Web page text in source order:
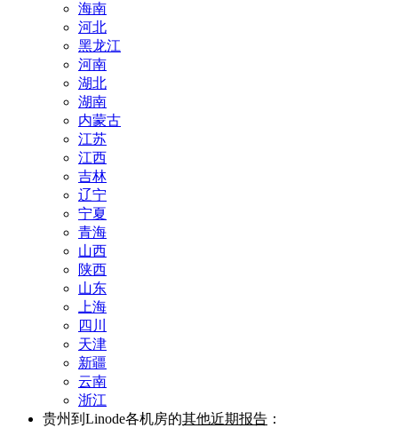
海南
河北
黑龙江
河南
湖北
湖南
内蒙古
江苏
江西
吉林
辽宁
宁夏
青海
山西
陕西
山东
上海
四川
天津
新疆
云南
浙江
贵州到Linode各机房的其他近期报告 ：